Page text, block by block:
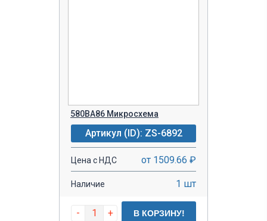
580ВА86 Микросхема
Артикул (ID): ZS-6892
Цена с НДС от 1509.66 ₽
Наличие 1 шт
- + В КОРЗИНУ!